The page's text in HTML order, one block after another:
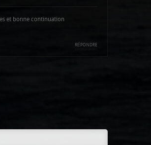
et bonne continuation
RÉPONDRE